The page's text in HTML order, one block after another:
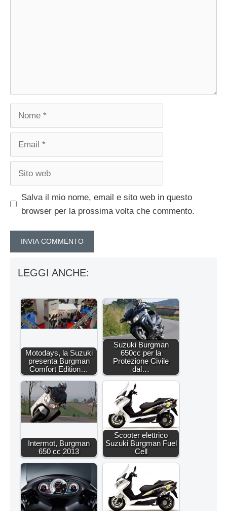
Salva il mio nome, email e sito web in questo
browser per la prossima volta che commento.
LEGGI ANCHE:
Motodays, la Suzuki
presenta Burgman
Comfort Edition…
Suzuki Burgman
650cc per la
Protezione Civile
dal…
Intermot, Burgman
650 cc 2013
Scooter elettrico
Suzuki Burgman Fuel
Cell